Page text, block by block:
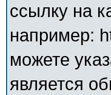
ссылку на
например:
можете
является